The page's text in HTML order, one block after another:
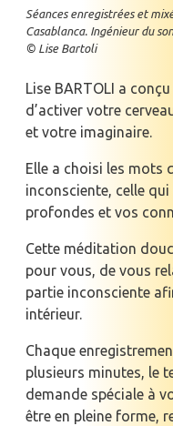
Séances enregistrées et
Casablanca. Ingénieur du
© Lise Bartoli
Lise BARTOLI a
d’activer votre
et votre imaginaire.
Elle a choisi les mots
inconsciente, celle
profondes et vos
Cette méditation
pour vous, de vous
partie inconsciente
intérieur.
Chaque
plusieurs minutes, le
demande spéciale à
être en pleine forme,